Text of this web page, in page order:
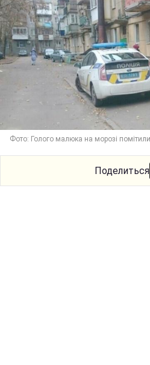
Фото: Голого малюка на морозі
Поделиться